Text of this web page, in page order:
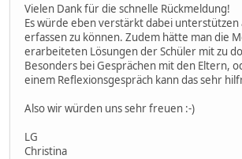
Vielen Dank für die schnelle Rückmeldung!
Es würde eben verstärkt dabei unterstützen
erfassen zu können. Zudem hätte man die
erarbeiteten Lösungen der Schüler mit zu
Besonders bei Gesprächen mit den Eltern,
einem Reflexionsgespräch kann das sehr
Also wir würden uns sehr freuen :-)
LG
Christina